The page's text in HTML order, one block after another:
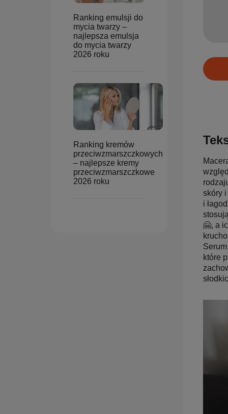
Ranking emulsji do
mycia twarzy –
najlepsza emulsja
do mycia twarzy
2026 roku
Ranking kremów
przeciwzmarszczkowych
– najlepsze kremy
przeciwzmarszczkowe
2026 roku
skóry
i
🤗, a
które